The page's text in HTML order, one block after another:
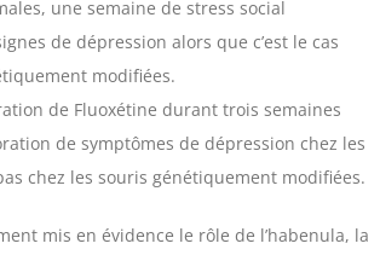
une semaine de stress social
de dépression alors que c’est le cas
modifiées.
de Fluoxétine durant trois semaines
de symptômes de dépression chez les
chez les souris génétiquement modifiées.
mis en évidence le rôle de l’habenula, la